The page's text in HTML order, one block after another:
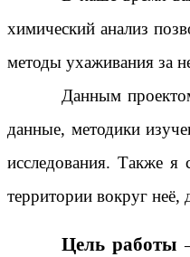
химический анализ
методы ухаживания за
Данным
данные, методики
исследования. Также я
территории вокруг неё,
Цель работы